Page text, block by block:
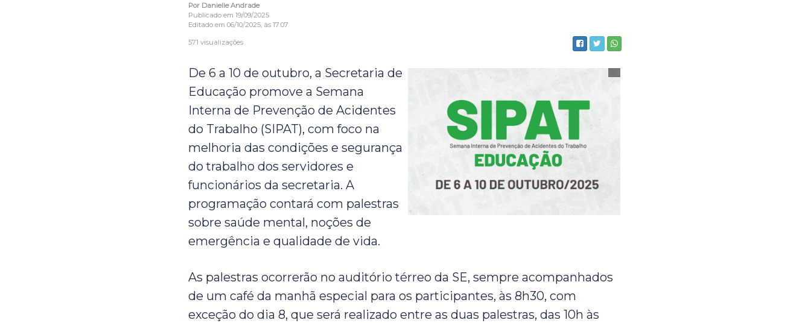
Por Danielle Andrade
Publicado em 19/09/2025
Editado em 06/10/2025, às 17:07
571 visualizações
De 6 a 10 de outubro, a Secretaria de
Educação promove a Semana
Interna de Prevenção de Acidentes
do Trabalho (SIPAT), com foco na
melhoria das condições e segurança
do trabalho dos servidores e
funcionários da secretaria. A
programação contará com palestras
sobre saúde mental, noções de
emergência e qualidade de vida.
As palestras ocorrerão no auditório térreo da SE, sempre acompanhados
de um café da manhã especial para os participantes, às 8h30, com
exceção do dia 8, que será realizado entre as duas palestras, das 10h às